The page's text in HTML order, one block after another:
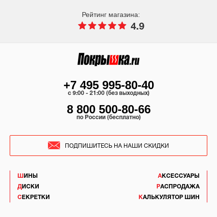
Рейтинг магазина:
4.9
ШИНЫ
ДИСКИ
СЕКРЕТКИ
АКСЕССУАРЫ
РАСПРОДАЖА
КАЛЬКУЛЯТОР ШИН
+7 495 995-80-40
c 9:00 - 21:00 (без выходных)
8 800 500-80-66
по России (бесплатно)
ПОДПИШИТЕСЬ НА НАШИ СКИДКИ